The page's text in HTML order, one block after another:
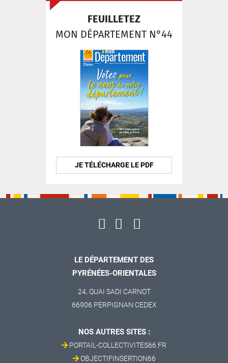
FEUILLETEZ
MON DÉPARTEMENT N°44
JE TÉLÉCHARGE LE PDF
LE DÉPARTEMENT DES
PYRÉNÉES-ORIENTALES
24, QUAI SADI CARNOT
66906 PERPIGNAN CEDEX
NOS AUTRES SITES :
PORTAIL-COLLECTIVITES66.FR
OBJECTIFINSERTION66